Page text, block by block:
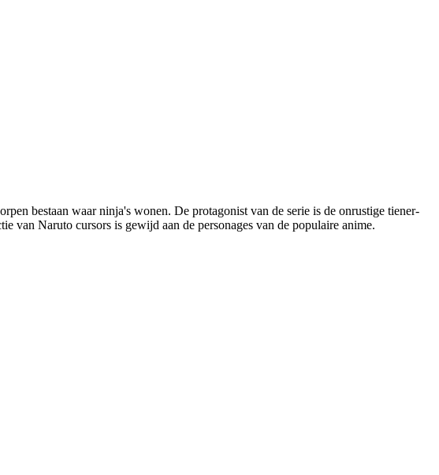
bestaan waar ninja's wonen. De protagonist van de serie is de onrustige tiener-
van Naruto cursors is gewijd aan de personages van de populaire anime.